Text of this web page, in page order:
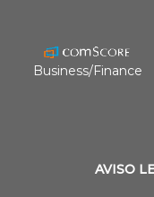
AVISO
Business/Finance